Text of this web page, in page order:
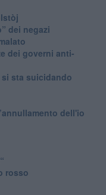
dei negazi
dei governi anti-
si sta suicidando
dell'io
rosso